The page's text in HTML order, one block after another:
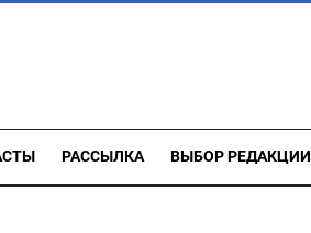
РАССЫЛКА ВЫБОР РЕДАКЦИИ